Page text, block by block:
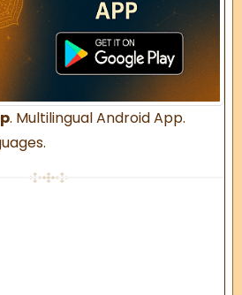
. Multilingual Android App.